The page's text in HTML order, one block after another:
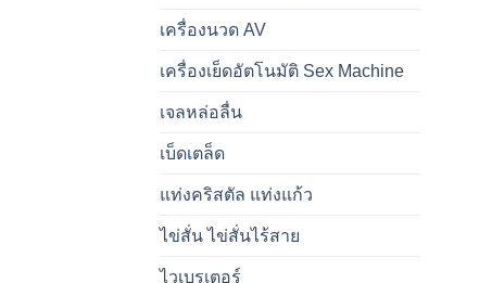
เครื่องนวด AV
เครื่องเย็ดอัตโนมัติ Sex Machine
เจลหล่อลื่น
เบ็ดเตล็ด
แท่งคริสตัล แท่งแก้ว
ไข่สั่น ไข่สั่นไร้สาย
ไวเบรเตอร์